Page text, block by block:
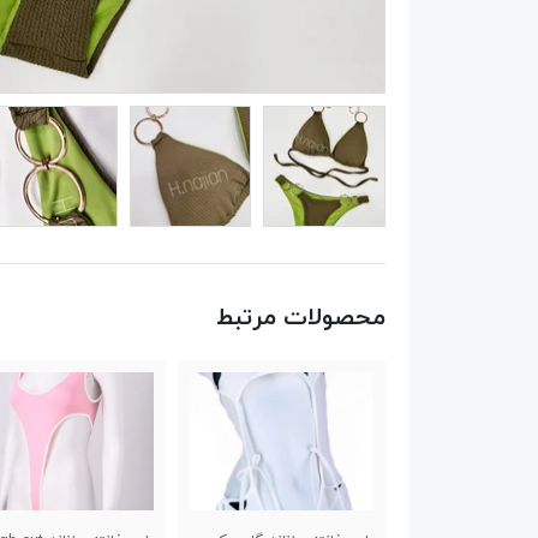
محصولات مرتبط